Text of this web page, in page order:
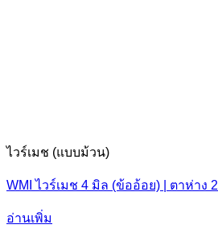
ไวร์เมช (แบบม้วน)
WMI ไวร์เมช 4 มิล (ข้ออ้อย) | ตาห่าง
อ่านเพิ่ม